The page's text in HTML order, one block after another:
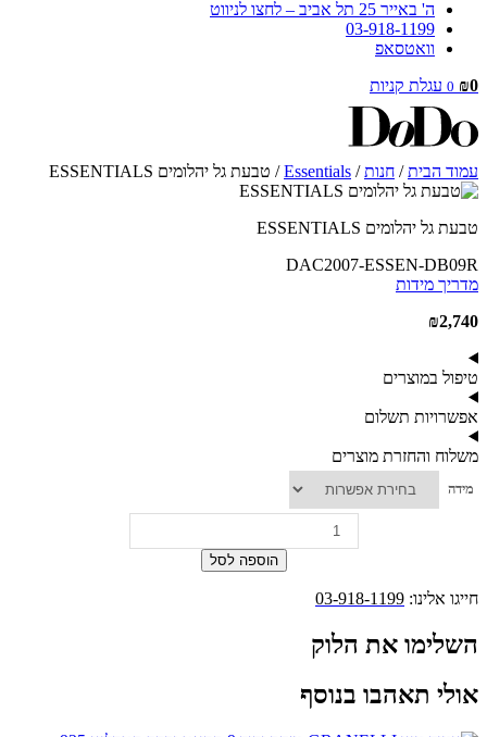
ה' באייר 25 תל אביב – לחצו לניווט
03-918-1199
וואטסאפ
₪0
0 עגלת קניות
עמוד הבית/ חנות/
Essentials/ טבעת גל יהלומים ESSENTIALS
טבעת גל יהלומים ESSENTIALS
DAC2007-ESSEN-DB09R
מדריך מידות
₪2,740
טיפול במוצרים
אפשרויות תשלום
משלוח והחזרת מוצרים
מידה
כמות
טבעת
יהלומים
ESSENTIALS
הוספה לסל
חייגו אלינו: 03-918-1199
השלימו את הלוק
אולי תאהבו בנוסף